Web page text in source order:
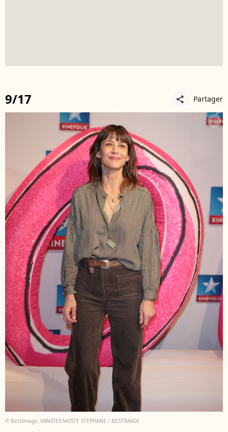
9/17 share Partager
© BestImage, VANSTEENKISTE STEPHANE / BESTIMAGE